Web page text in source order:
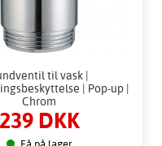
til vask |
| Pop-up |
Chrom
239 DKK
Få på lager